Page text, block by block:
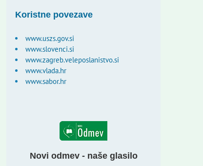
Koristne povezave
www.uszs.gov.si
www.slovenci.si
www.zagreb.veleposlanistvo.si
www.vlada.hr
www.sabor.hr
Novi odmev - naše glasilo